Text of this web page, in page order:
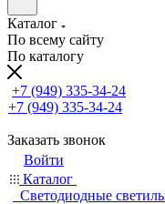
Каталог
По всему сайту
По каталогу
+7 (949) 335-34-24
+7 (949) 335-34-24
Заказать звонок
Войти
Каталог
Светодиодные